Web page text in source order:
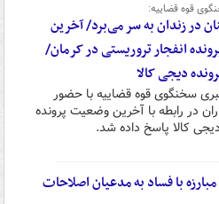
قوه قضاییه:
در زندان به سر می‌برد/ آخرین
انفجار تروریستی در کرمان/
دیجی کالا
سخنگوی قوه قضاییه با حضور
در رابطه با آخرین وضعیت پرونده
کالا پاسخ داده شد.
با فساد به مدعیان اصلاحات